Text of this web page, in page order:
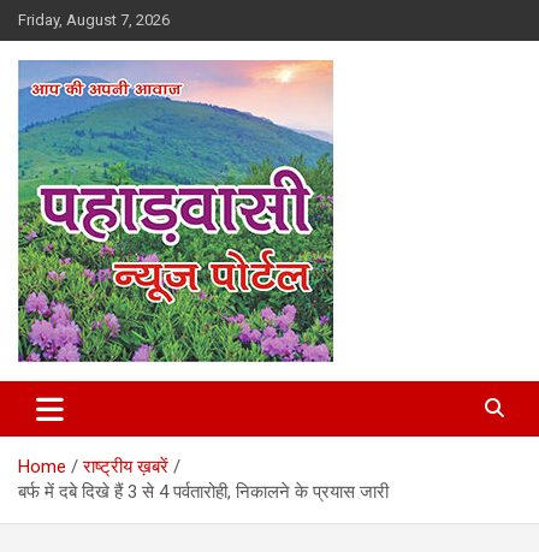
Skip
to
content
Friday, August 7, 2026
Pahadvasi
Home
राष्ट्रीय ख़बरें
बर्फ में दबे दिखे हैं 3 से 4 पर्वतारोही, निकालने के प्रयास जारी